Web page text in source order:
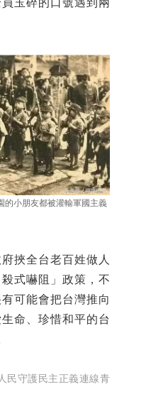
玉碎的口號遇到兩
的小朋友都被灌輸軍國主義
挾全台老百姓做人
式嚇阻」政策，不
可能會把台灣推向
命、珍惜和平的台
民守護民主正義連線青